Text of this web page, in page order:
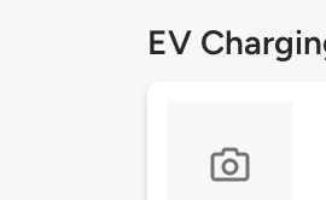
EV